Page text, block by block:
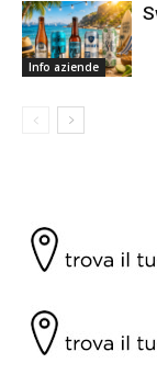
Info aziende